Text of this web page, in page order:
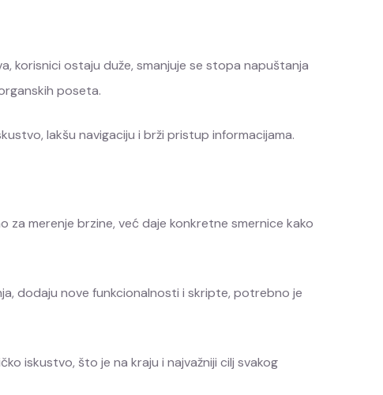
korisnici ostaju duže, smanjuje se stopa napuštanja
poseta.
lakšu navigaciju i brži pristup informacijama.
za merenje brzine, već daje konkretne smernice kako
dodaju nove funkcionalnosti i skripte, potrebno je
iskustvo, što je na kraju i najvažniji cilj svakog